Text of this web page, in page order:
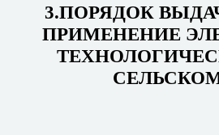
3.ПОРЯДОК
ПРИМЕНЕНИЕ